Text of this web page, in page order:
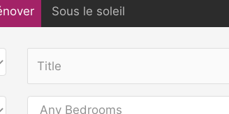
Sous le soleil